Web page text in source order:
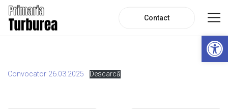
Contact
Convocator 26.03.2025 Descarcă